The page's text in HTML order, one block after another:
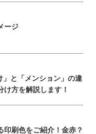
ージ
と「メンション」の違
け方を解説します！
印刷色をご紹介！金赤？